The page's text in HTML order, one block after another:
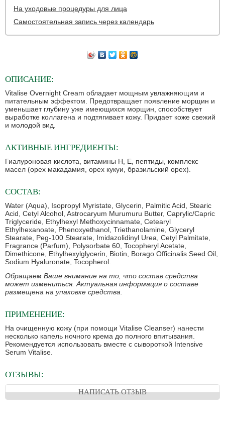
На уходовые процедуры для лица
Самостоятельная запись через календарь
ОПИСАНИЕ:
Vitalise Overnight Cream обладает мощным увлажняющим и
питательным эффектом. Предотвращает появление морщин и
уменьшает глубину уже имеющихся морщин, способствует
выработке коллагена и подтягивает кожу. Придает коже свежий
и молодой вид.
АКТИВНЫЕ ИНГРЕДИЕНТЫ:
Гиалуроновая кислота, витамины H, E, пептиды, комплекс
масел (орех макадамия, орех кукуи, бразильский орех).
СОСТАВ:
Water (Aqua), Isopropyl Myristate, Glycerin, Palmitic Acid, Stearic
Acid, Cetyl Alcohol, Astrocaryum Murumuru Butter, Caprylic/Capric
Triglyceride, Ethylhexyl Methoxycinnamate, Cetearyl
Ethylhexanoate, Phenoxyethanol, Triethanolamine, Glyceryl
Stearate, Peg-100 Stearate, Imidazolidinyl Urea, Cetyl Palmitate,
Fragrance (Parfum), Polysorbate 60, Tocopheryl Acetate,
Dimethicone, Ethylhexylglycerin, Biotin, Borago Officinalis Seed Oil,
Sodium Hyaluronate, Tocopherol.
Обращаем Ваше внимание на то, что состав средства
может измениться. Актуальная информация о составе
размещена на упаковке средства.
ПРИМЕНЕНИЕ:
На очищенную кожу (при помощи Vitalise Cleanser) нанести
несколько капель ночного крема до полного впитывания.
Рекомендуется использовать вместе с сывороткой Intensive
Serum Vitalise.
ОТЗЫВЫ:
НАПИСАТЬ ОТЗЫВ